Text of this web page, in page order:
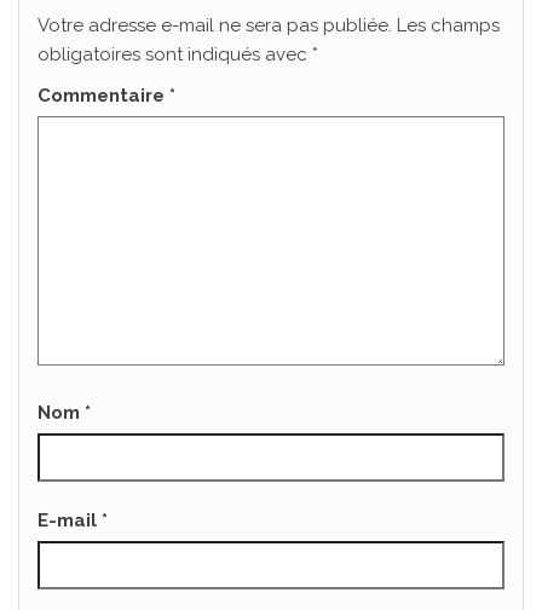
Votre adresse e-mail ne sera pas publiée. Les champs
obligatoires sont indiqués avec *
Commentaire *
Nom *
E-mail *